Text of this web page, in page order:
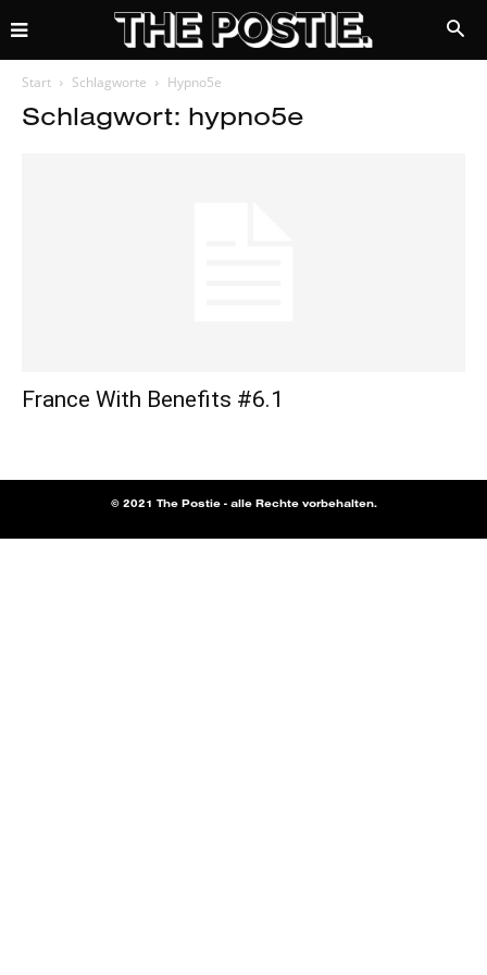
Start Schlagworte Hypno5e
Schlagwort: hypno5e
France With Benefits #6.1
© 2021 The Postie - alle Rechte vorbehalten.